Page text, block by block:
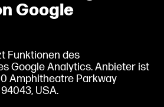
Google
Funktionen des
Google Analytics. Anbieter ist
Amphitheatre Parkway
USA.